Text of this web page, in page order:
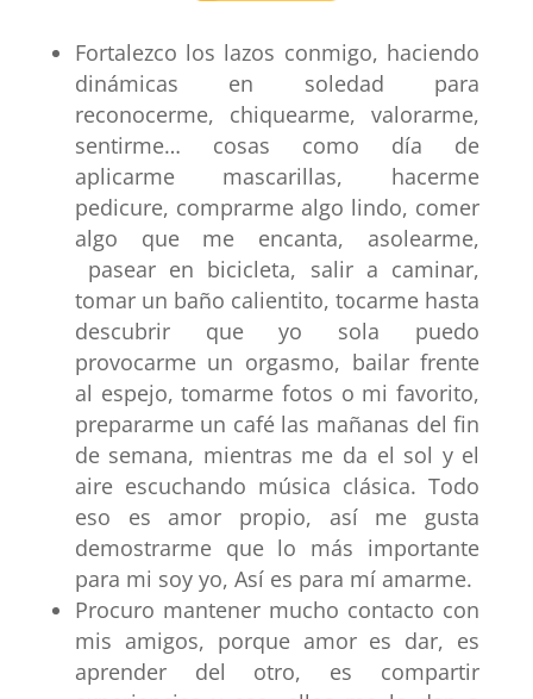
Fortalezco los lazos conmigo, haciendo
dinámicas en soledad para
reconocerme, chiquearme, valorarme,
sentirme… cosas como día de
aplicarme mascarillas, hacerme
pedicure, comprarme algo lindo, comer
algo que me encanta, asolearme,
pasear en bicicleta, salir a caminar,
tomar un baño calientito, tocarme hasta
descubrir que yo sola puedo
provocarme un orgasmo, bailar frente
al espejo, tomarme fotos o mi favorito,
prepararme un café las mañanas del fin
de semana, mientras me da el sol y el
aire escuchando música clásica. Todo
eso es amor propio, así me gusta
demostrarme que lo más importante
para mi soy yo, Así es para mí amarme.
Procuro mantener mucho contacto con
mis amigos, porque amor es dar, es
aprender del otro, es compartir